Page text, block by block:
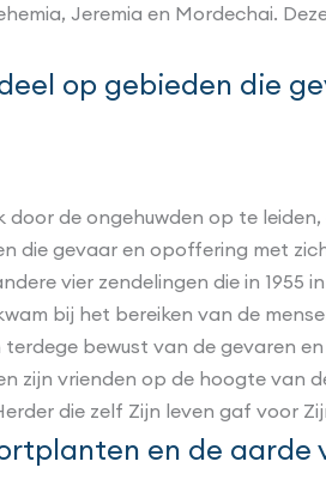
Jeremia en Mordechai.
op gebieden die
de ongehuwden op te
die gevaar en opoffering met
vier zendelingen die in 1955
bij het bereiken van de
bewust van de gevaren
zijn vrienden op de hoogte van
die zelf Zijn leven gaf voor
en de aarde